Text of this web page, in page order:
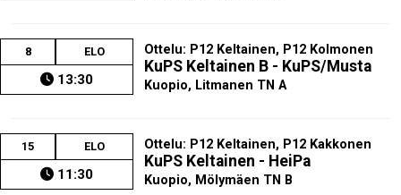
8 ELO
13:30
Ottelu: P12 Keltainen, P12 Kolmonen
KuPS Keltainen B - KuPS/Musta
Kuopio, Litmanen TN A
15 ELO
11:30
Ottelu: P12 Keltainen, P12 Kakkonen
KuPS Keltainen - HeiPa
Kuopio, Mölymäen TN B